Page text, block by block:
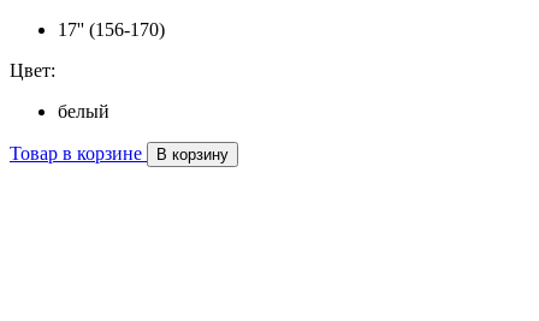
17'' (156-170)
Цвет:
белый
Товар в корзине В корзину